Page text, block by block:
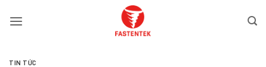
qua
TIN TỨC